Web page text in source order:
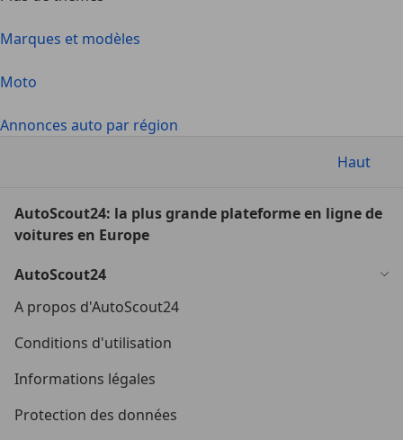
Marques et modèles
Moto
Annonces auto par région
Haut
AutoScout24: la plus grande plateforme en ligne de
voitures en Europe
AutoScout24
A propos d'AutoScout24
Conditions d'utilisation
Informations légales
Protection des données